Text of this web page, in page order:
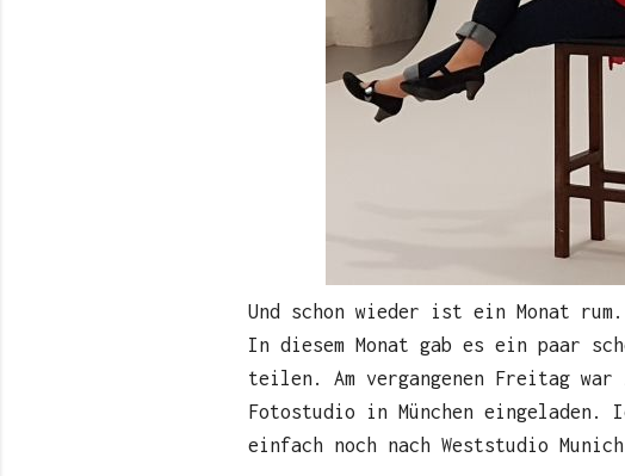
Und schon wieder ist ein Monat
In diesem Monat gab es ein paar
teilen. Am vergangenen Freitag war
Fotostudio in München
einfach noch nach Weststudio